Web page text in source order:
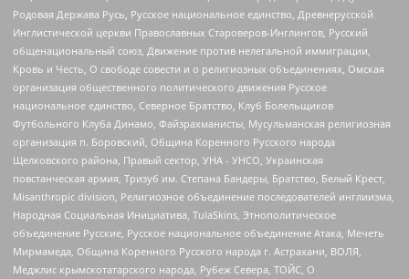
Родовая Держава Русь, Русское национальное единство, Древнерусской
Инглистической церкви Православных Староверов-Инглингов, Русский
общенациональный союз, Движение против нелегальной иммиграции,
Кровь и Честь, О свободе совести и о религиозных объединениях, Омская
организация общественного политического движения Русское
национальное единство, Северное Братство, Клуб Болельщиков
Футбольного Клуба Динамо, Файзрахманисты, Мусульманская религиозная
организация п. Боровский, Община Коренного Русского народа
Щелковского района, Правый сектор, УНА - УНСО, Украинская
повстанческая армия, Тризуб им. Степана Бандеры, Братство, Белый Крест,
Misanthropic division, Религиозное объединение последователей инглиизма,
Народная Социальная Инициатива, TulaSkins, Этнополитическое
объединение Русские, Русское национальное объединение Атака, Мечеть
Мирмамеда, Община Коренного Русского народа г. Астрахани, ВОЛЯ,
Меджлис крымскотатарского народа, Рубеж Севера, ТОЙС, О